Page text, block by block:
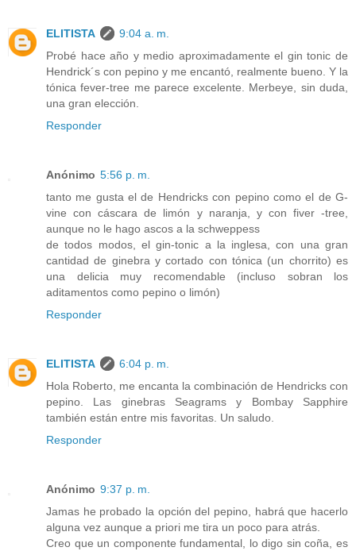
ELITISTA
9:04 a. m.
Probé hace año y medio aproximadamente el gin tonic de
Hendrick´s con pepino y me encantó, realmente bueno. Y la
tónica fever-tree me parece excelente. Merbeye, sin duda,
una gran elección.
Responder
Anónimo 5:56 p. m.
tanto me gusta el de Hendricks con pepino como el de G-
vine con cáscara de limón y naranja, y con fiver -tree,
aunque no le hago ascos a la schweppess
de todos modos, el gin-tonic a la inglesa, con una gran
cantidad de ginebra y cortado con tónica (un chorrito) es
una delicia muy recomendable (incluso sobran los
aditamentos como pepino o limón)
Responder
ELITISTA
6:04 p. m.
Hola Roberto, me encanta la combinación de Hendricks con
pepino. Las ginebras Seagrams y Bombay Sapphire
también están entre mis favoritas. Un saludo.
Responder
Anónimo 9:37 p. m.
Jamas he probado la opción del pepino, habrá que hacerlo
alguna vez aunque a priori me tira un poco para atrás.
Creo que un componente fundamental, lo digo sin coña, es